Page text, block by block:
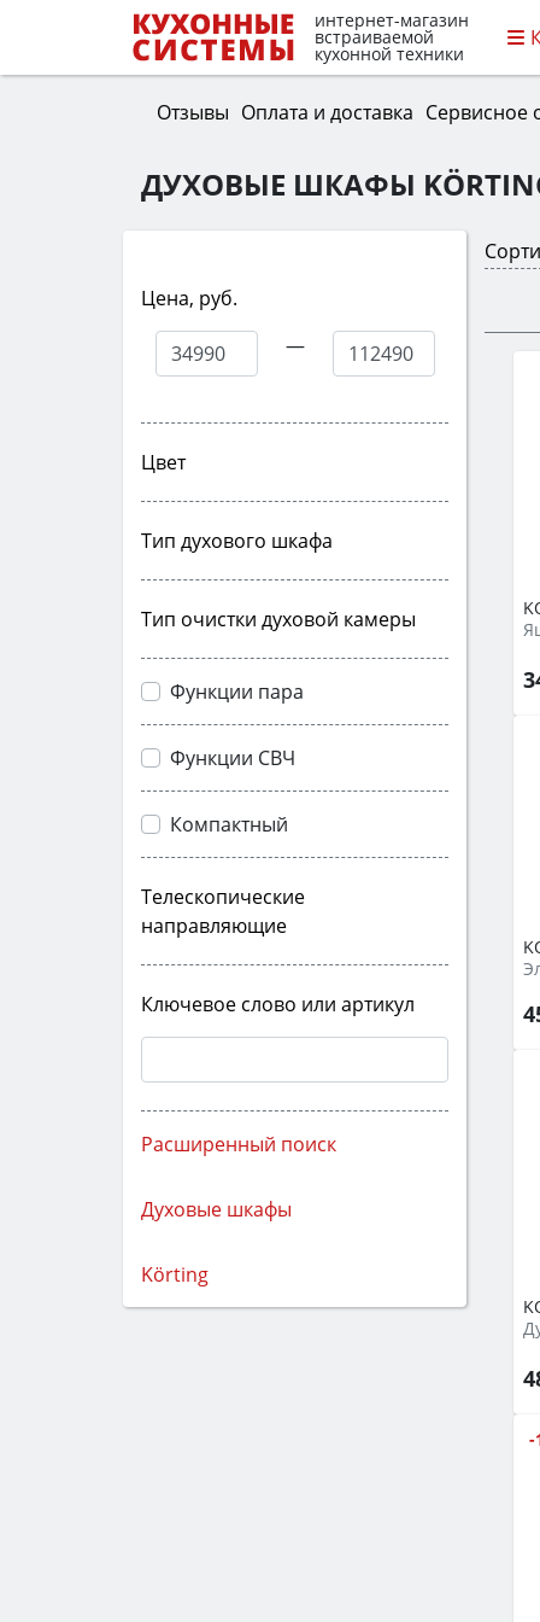
интернет-магазин
встраиваемой
кухонной техники
Отзывы Оплата и доставка Сервисное
ДУХОВЫЕ ШКАФЫ
-
Цена, руб.
—
Цвет
Тип духового шкафа
Тип очистки духовой камеры
Функции пара
Функции СВЧ
Компактный
Телескопические
направляющие
Ключевое слово или артикул
Расширенный поиск
Духовые шкафы
Körting